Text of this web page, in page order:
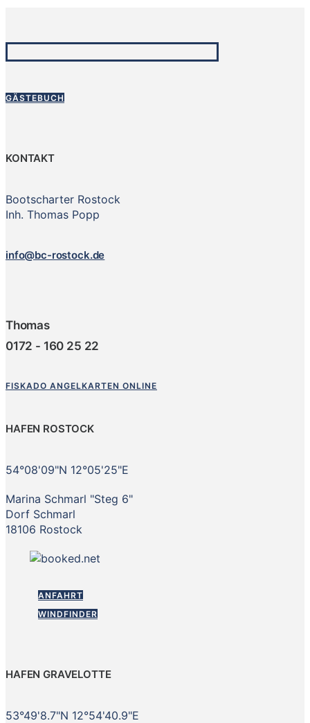
GÄSTEBUCH
KONTAKT
Bootscharter Rostock
Inh. Thomas Popp
info@bc-rostock.de
Thomas
0172 - 160 25 22
FISKADO ANGELKARTEN ONLINE
HAFEN ROSTOCK
54°08'09"N 12°05'25"E
Marina Schmarl "Steg 6"
Dorf Schmarl
18106 Rostock
ANFAHRT
WINDFINDER
HAFEN GRAVELOTTE
53°49'8.7"N 12°54'40.9"E